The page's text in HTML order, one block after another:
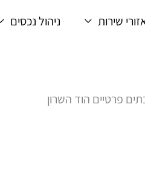
שירות ניהול נכסים
פרטיים הוד השרון